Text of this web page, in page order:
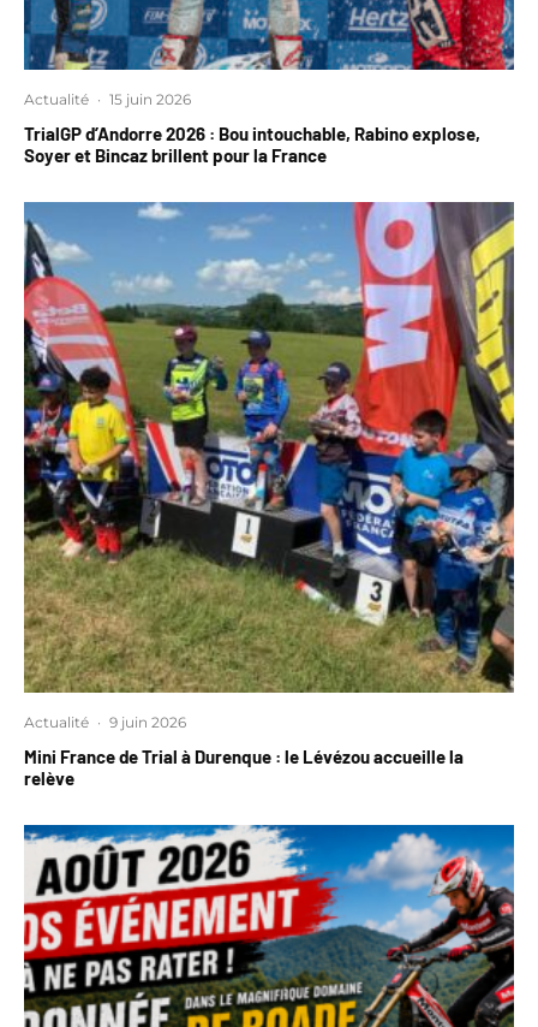
Actualité · 15 juin 2026
TrialGP d’Andorre 2026 : Bou intouchable, Rabino explose,
Soyer et Bincaz brillent pour la France
Actualité · 9 juin 2026
Mini France de Trial à Durenque : le Lévézou accueille la
relève